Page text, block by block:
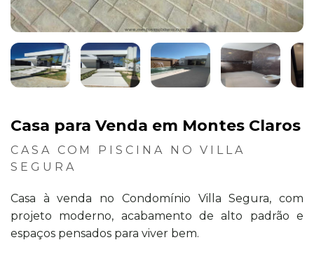
Casa para Venda em Montes Claros
CASA COM PISCINA NO VILLA
SEGURA
Casa à venda no Condomínio Villa Segura, com
projeto moderno, acabamento de alto padrão e
espaços pensados para viver bem.